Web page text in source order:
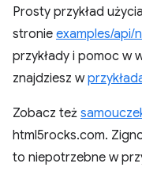
Prosty przykład
stronie examples/api/
przykłady i pomoc w
znajdziesz w
Zobacz też
html5rocks.com.
to niepotrzebne w